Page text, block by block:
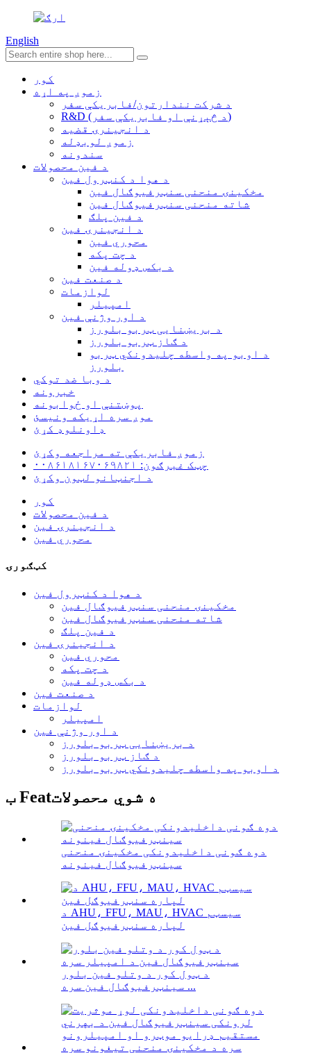
English
کور
زموږ په اړه
د شرکت نندارتون/فابریکې سفر
R&D (د څېړنې او فابریکې سفر)
د انجینرۍ قضیه
زموږ لوبډله
سندونه
د فین محصولات
د هوا د کنټرول فین
مخکینۍ منحنی سنټرفیوګال فین
شاته منحنی سنټرفیوګال فین
د فین پلګ
د انجینرۍ فین
محوري فین
د چت پکه
د بکس ډوله فین
د صنعت فین
لوازمات
امپیلر
د اور وژنې فین
د بریښنایی ټربو بلورز
د ګاز ټربو بلورز
د اوبو په واسطه چلیدونکي ټربو
بلورز
د وبا ضد توکي
خبرونه
پوښتنې او ځوابونه
موږ سره اړیکه ونیسئ
ډاونلوډ کړئ
زموږ فابریکې ته مراجعه وکړئ
چټک غبرګون: ۰۰۸۶۱۸۱۶۷۰۶۹۸۲۱
د اجنټانو لټون وکړئ
کور
د فین محصولات
د انجینرۍ فین
محوري فین
کټګورۍ
د هوا د کنټرول فین
مخکینۍ منحنی سنټرفیوګال فین
شاته منحنی سنټرفیوګال فین
د فین پلګ
د انجینرۍ فین
محوري فین
د چت پکه
د بکس ډوله فین
د صنعت فین
لوازمات
امپیلر
د اور وژنې فین
د بریښنایی ټربو بلورز
د ګاز ټربو بلورز
د اوبو په واسطه چلیدونکي ټربو بلورز
ب Featه شوي محصولات
دوه ګونی داخلیدونکی مخکینۍ منحنی
سینټرفیوګال فینونه
د AHU، FFU، MAU، HVAC سیسټم
لپاره سنټرفیوګل فین
د ټول کور د وتلو فین بلور
سینټرفیوګال فین سره ...